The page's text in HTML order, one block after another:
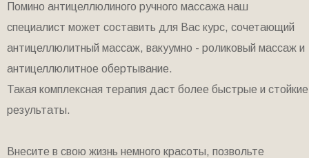
Помино антицеллюлиного ручного массажа наш
специалист может составить для Вас курс, сочетающий
антицеллюлитный массаж, вакуумно - роликовый массаж и
антицеллюлитное обертывание.
Такая комплексная терапия даст более быстрые и стойкие
результаты.
Внесите в свою жизнь немного красоты, позвольте